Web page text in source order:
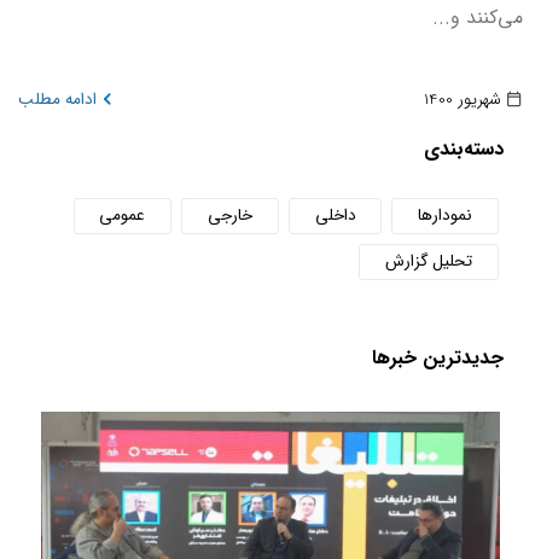
می‌کنند و...
شهریور 1400 ادامه مطلب
دسته‌بندی
نمودارها داخلی خارجی
عمومی
تحلیل گزارش
جدید‌ترین خبر‌ها